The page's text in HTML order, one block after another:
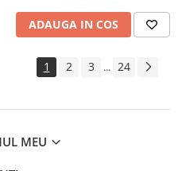
ADAUGA IN COS
1 2 3 ... 24
MEU